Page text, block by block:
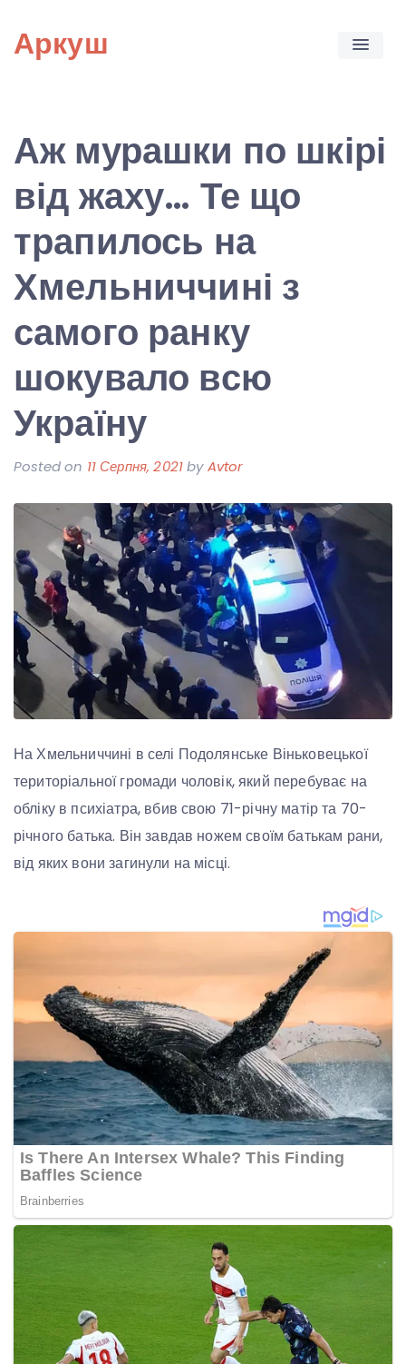
content
Аркуш
Аж мурашки по шкірі
від жаху… Те що
трапилось на
Хмельниччині з
самого ранку
шокувало всю
Україну
Posted on 11 Серпня, 2021byAvtor
На Хмельниччині в селі Подолянське Віньковецької
територіальної громади чоловік, який перебуває на
обліку в психіатра, вбив свою 71-річну матір та 70-
річного батька. Він завдав ножем своїм батькам рани,
від яких вони загинули на місці.